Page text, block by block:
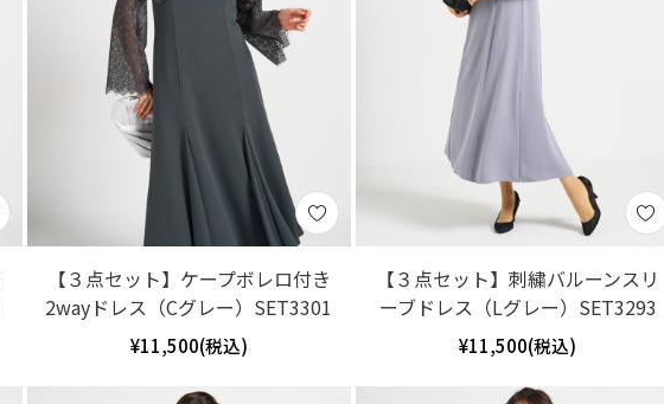
【３点セット】ケープボレロ付き
2wayドレス（Cグレー）SET3301
¥11,500(税込)
【３点セット】刺繍バルーンスリ
ーブドレス（Lグレー）SET3293
¥11,500(税込)